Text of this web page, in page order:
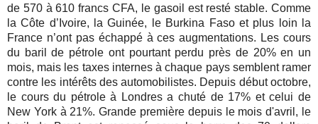
de 570 à 610 francs CFA, le gasoil est resté stable. Comme
la Côte d’Ivoire, la Guinée, le Burkina Faso et plus loin la
France n’ont pas échappé à ces augmentations. Les cours
du baril de pétrole ont pourtant perdu près de 20% en un
mois, mais les taxes internes à chaque pays semblent ramer
contre les intérêts des automobilistes. Depuis début octobre,
le cours du pétrole à Londres a chuté de 17% et celui de
New York à 21%. Grande première depuis le mois d'avril, le